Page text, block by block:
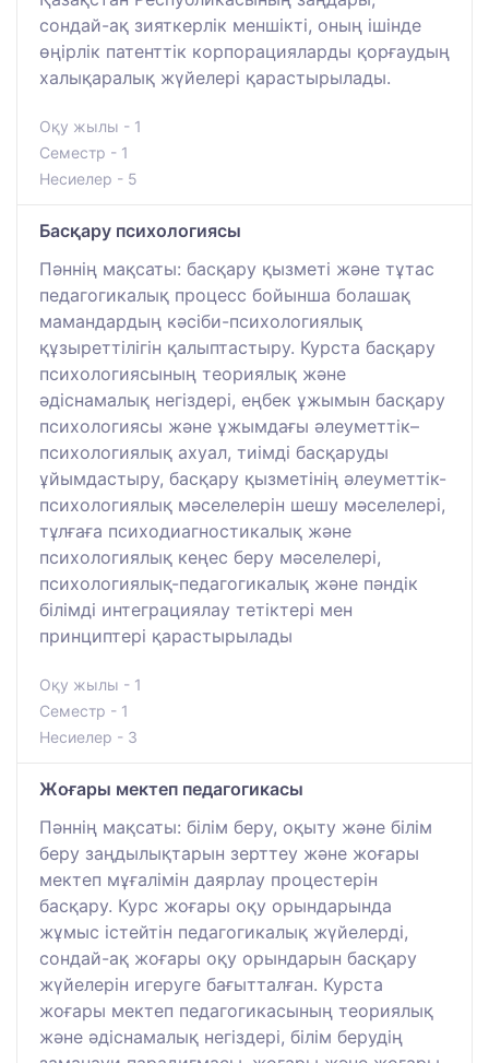
сондай-ақ зияткерлік меншікті, оның ішінде
өңірлік патенттік корпорацияларды қорғаудың
халықаралық жүйелері қарастырылады.
Оқу жылы - 1
Семестр - 1
Несиелер - 5
Басқару психологиясы
Пәннің мақсаты: басқару қызметі және тұтас
педагогикалық процесс бойынша болашақ
мамандардың кәсіби-психологиялық
құзыреттілігін қалыптастыру. Курста басқару
психологиясының теориялық және
әдіснамалық негіздері, еңбек ұжымын басқару
психологиясы және ұжымдағы әлеуметтік–
психологиялық ахуал, тиімді басқаруды
ұйымдастыру, басқару қызметінің әлеуметтік-
психологиялық мәселелерін шешу мәселелері,
тұлғаға психодиагностикалық және
психологиялық кеңес беру мәселелері,
психологиялық-педагогикалық және пәндік
білімді интеграциялау тетіктері мен
принциптері қарастырылады
Оқу жылы - 1
Семестр - 1
Несиелер - 3
Жоғары мектеп педагогикасы
Пәннің мақсаты: білім беру, оқыту және білім
беру заңдылықтарын зерттеу және жоғары
мектеп мұғалімін даярлау процестерін
басқару. Курс жоғары оқу орындарында
жұмыс істейтін педагогикалық жүйелерді,
сондай-ақ жоғары оқу орындарын басқару
жүйелерін игеруге бағытталған. Курста
жоғары мектеп педагогикасының теориялық
және әдіснамалық негіздері, білім берудің